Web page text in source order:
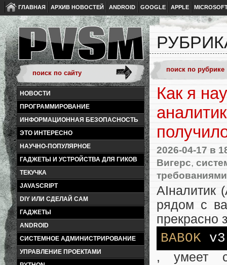
ГЛАВНАЯ АРХИВ НОВОСТЕЙ ANDROID GOOGLE APPLE
НОВОСТИ
ПРОГРАММИРОВАНИЕ
ИНФОРМАЦИОННАЯ БЕЗОПАСНОСТЬ
ЭТО ИНТЕРЕСНО
НАУЧНО-ПОПУЛЯРНОЕ
ГАДЖЕТЫ И УСТРОЙСТВА ДЛЯ ГИКОВ
ТЕКУЧКА
JAVASCRIPT
DIY ИЛИ СДЕЛАЙ САМ
ГАДЖЕТЫ
ANDROID
СИСТЕМНОЕ АДМИНИСТРИРОВАНИЕ
УПРАВЛЕНИЕ ПРОЕКТАМИ
Как я
2026-04-17 в
Вигерс,
требованиями
AIналитик
рядом с
прекрасно
BABOK v3
, умеет